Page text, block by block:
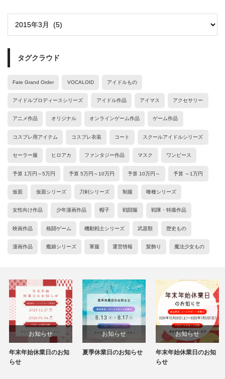
タグクラウド
Fate Grand Order VOCALOID アイドルもの
アイドルプロディースシリーズ アイドル作品 アイマス アクセサリー
アニメ作品 オリジナル オンラインゲーム作品 ゲーム作品
コスプレ用アイテム コスプレ衣装 コート スクールアイドルシリーズ
セーラー服 ヒロアカ ファンタジー作品 マスク ワンピース
予算 1万円～5万円 予算 5万円～10万円 予算 10万円～ 予算 ～1万円
仮面 仮面シリーズ 刀剣シリーズ 制服 喰種シリーズ
女性向け作品 少年漫画作品 帽子 戦闘服 戦隊・特撮作品
映画作品 格闘ゲーム 機動戦士シリーズ 武器類 歴史もの
漫画作品 艦娘シリーズ 軍服 運営情報 髪飾り 魔法少女もの
お知らせ
年末年始休業日のお知
らせ
お知らせ
夏季休業日のお知らせ
お知らせ
年末年始休業日のお知
らせ